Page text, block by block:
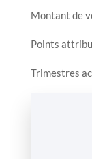
Montant de
Points
Trimestres